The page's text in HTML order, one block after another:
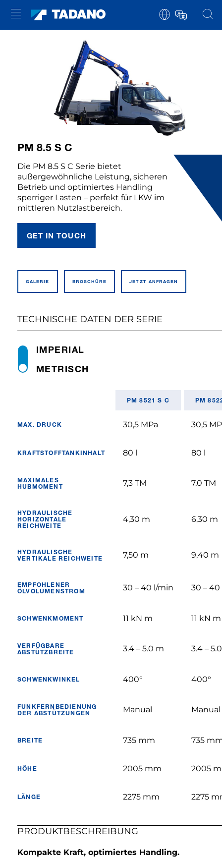
PM 8.5 S C
Die PM 8.5 S C Serie bietet
außergewöhnliche Leistung, sicheren
Betrieb und optimiertes Handling
sperriger Lasten – perfekt für LKW im
mittleren Nutzlastbereich.
GET IN TOUCH
GALERIE BROSCHÜRE JETZT ANFRAGEN
TECHNISCHE DATEN DER SERIE
METRISCH
IMPERIAL
PM 8521 S C PM
MAX. DRUCK 30,5 MPa 30,5
KRAFTSTOFFTANKINHALT 80 l 80 l
MAXIMALES
HUBMOMENT
7,3 TM 7,0 TM
HYDRAULISCHE
HORIZONTALE
REICHWEITE
4,30 m 6,30 m
HYDRAULISCHE
VERTIKALE REICHWEITE
7,50 m 9,40 m
EMPFOHLENER
ÖLVOLUMENSTROM
30 – 40 l/min 30 –
SCHWENKMOMENT 11 kN m 11 kN m
VERFÜGBARE
ABSTÜTZBREITE
3.4 – 5.0 m 3.4 –
SCHWENKWINKEL 400° 400°
FUNKFERNBEDIENUNG
DER ABSTÜTZUNGEN
Manual Manual
BREITE 735 mm 735
HÖHE 2005 mm 2005
LÄNGE 2275 mm 2275
PRODUKTBESCHREIBUNG
Kompakte Kraft, optimiertes Handling.